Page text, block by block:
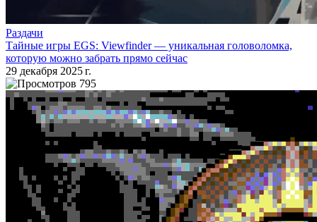
Раздачи
Тайные игры EGS: Viewfinder — уникальная головоломка,
которую можно забрать прямо сейчас
29 декабря 2025 г.
795